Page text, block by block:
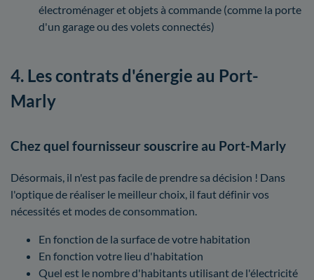
électroménager et objets à commande (comme la porte
d'un garage ou des volets connectés)
4. Les contrats d'énergie au Port-
Marly
Chez quel fournisseur souscrire au Port-Marly
Désormais, il n'est pas facile de prendre sa décision ! Dans
l'optique de réaliser le meilleur choix, il faut définir vos
nécessités et modes de consommation.
En fonction de la surface de votre habitation
En fonction votre lieu d'habitation
Quel est le nombre d'habitants utilisant de l'électricité